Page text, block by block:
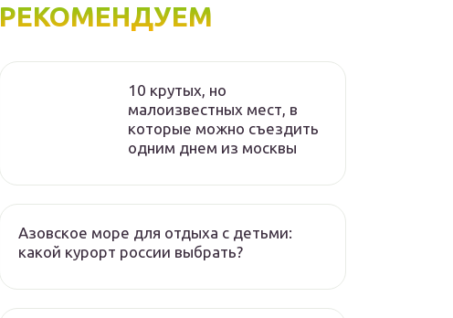
РЕКОМЕНДУЕМ
10 крутых, но
малоизвестных мест, в
которые можно съездить
одним днем из москвы
Азовское море для отдыха с детьми:
какой курорт россии выбрать?